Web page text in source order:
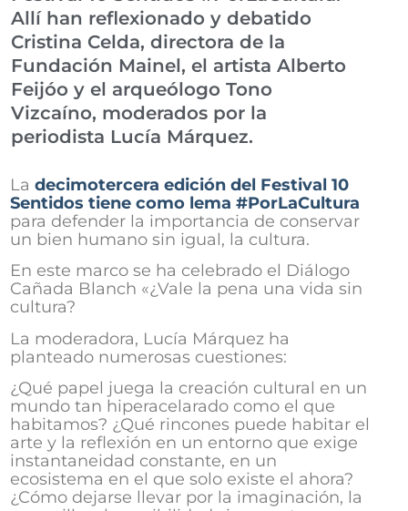
Allí han reflexionado y debatido
Cristina Celda, directora de la
Fundación Mainel, el artista Alberto
Feijóo y el arqueólogo Tono
Vizcaíno, moderados por la
periodista Lucía Márquez.
Ladecimotercera edición del Festival 10
Sentidos tiene como lema #PorLaCultura
para defender la importancia de conservar
un bien humano sin igual, la cultura.
En este marco se ha celebrado el Diálogo
Cañada Blanch «¿Vale la pena una vida sin
cultura?
La moderadora, Lucía Márquez ha
planteado numerosas cuestiones:
¿Qué papel juega la creación cultural en un
mundo tan hiperacelarado como el que
habitamos? ¿Qué rincones puede habitar el
arte y la reflexión en un entorno que exige
instantaneidad constante, en un
ecosistema en el que solo existe el ahora?
¿Cómo dejarse llevar por la imaginación, la